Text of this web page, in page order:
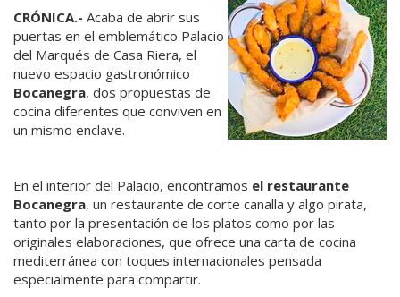
CRÓNICA.- Acaba de abrir sus
puertas en el emblemático Palacio
del Marqués de Casa Riera, el
nuevo espacio gastronómico
Bocanegra, dos propuestas de
cocina diferentes que conviven en
un mismo enclave.
En el interior del Palacio, encontramos el restaurante
Bocanegra, un restaurante de corte canalla y algo pirata,
tanto por la presentación de los platos como por las
originales elaboraciones, que ofrece una carta de cocina
mediterránea con toques internacionales pensada
especialmente para compartir.